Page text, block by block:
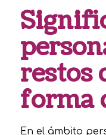
restos
forma
En el ámbito